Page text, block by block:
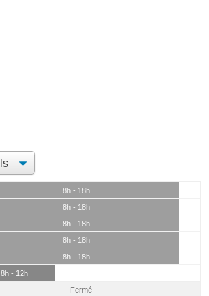
8h - 18h
8h - 18h
8h - 18h
8h - 18h
8h - 18h
8h - 12h
Fermé